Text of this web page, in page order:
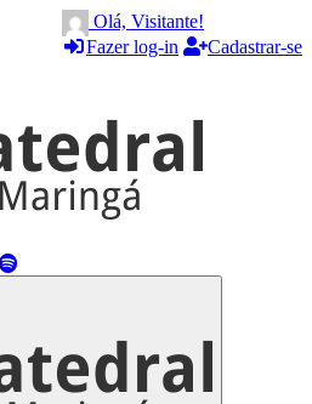
Olá, Visitante!
Fazer log-in
Cadastrar-se